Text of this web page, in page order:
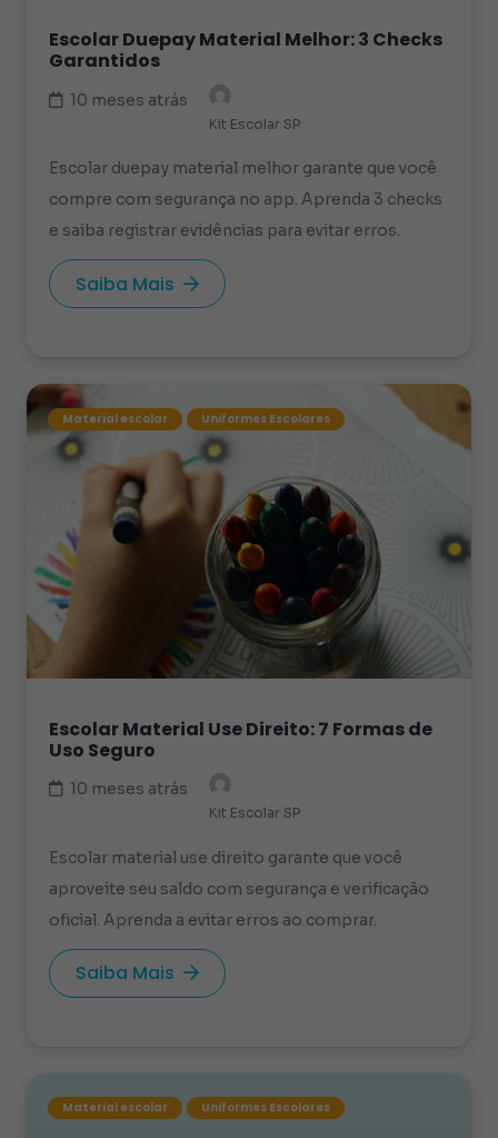
Escolar Duepay Material Melhor: 3 Checks
Garantidos
10 meses atrás
Kit Escolar SP
Escolar duepay material melhor garante que você
compre com segurança no app. Aprenda 3 checks
e saiba registrar evidências para evitar erros.
Saiba Mais
Material escolar Uniformes Escolares
Escolar Material Use Direito: 7 Formas de
Uso Seguro
10 meses atrás
Kit Escolar SP
Escolar material use direito garante que você
aproveite seu saldo com segurança e verificação
oficial. Aprenda a evitar erros ao comprar.
Saiba Mais
Material escolar Uniformes Escolares